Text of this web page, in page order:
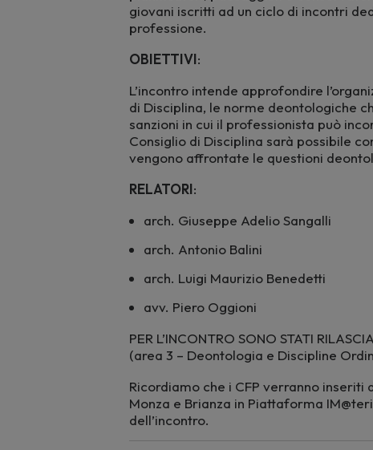
giovani iscritti ad un ciclo di incontri
professione.
OBIETTIVI:
L’incontro intende approfondire
di Disciplina, le norme deontologiche
sanzioni in cui il professionista può
Consiglio di Disciplina sarà possibile
vengono affrontate le questioni
RELATORI:
arch. Giuseppe Adelio Sangalli
arch. Antonio Balini
arch. Luigi Maurizio Benedetti
avv. Piero Oggioni
PER L’INCONTRO SONO STATI
(area 3 – Deontologia e Discipline
Ricordiamo che i CFP verranno
Monza e Brianza in Piattaforma
dell’incontro.